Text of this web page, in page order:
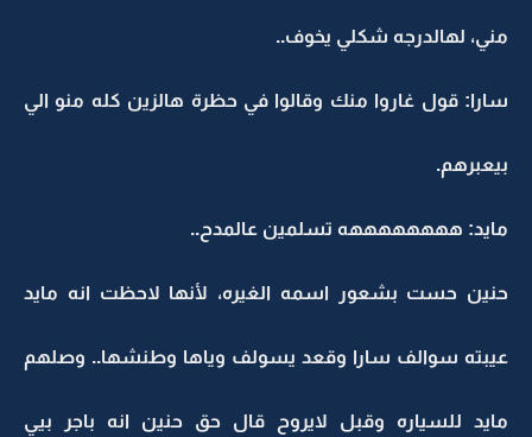
مني، لهالدرجه شكلي يخوف..
سارا: قول غاروا منك وقالوا في حظرة هالزين كله منو الي
بيعبرهم.
مايد: ههههههههه تسلمين عالمدح..
حنين حست بشعور اسمه الغيره، لأنها لاحظت انه مايد
عيبته سوالف سارا وقعد يسولف وياها وطنشها.. وصلهم
مايد للسياره وقبل لايروح قال حق حنين انه باجر بيي